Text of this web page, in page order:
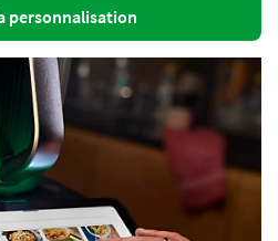
personnalisation